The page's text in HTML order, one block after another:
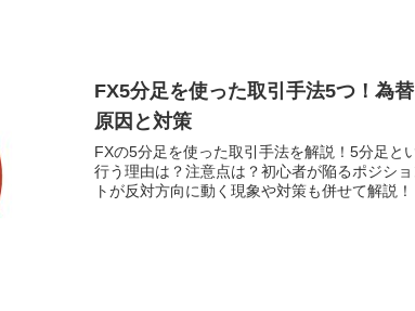
FX5分足を使った取引手法5つ！為
原因と対策
FXの5分足を使った取引手法を解説！5分足と
行う理由は？注意点は？初心者が陥るポジシ
トが反対方向に動く現象や対策も併せて解説！